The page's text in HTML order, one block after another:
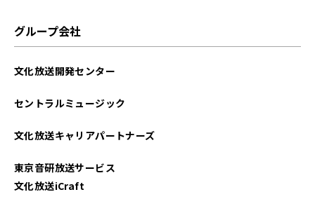
グループ会社
文化放送開発センター
セントラルミュージック
文化放送キャリアパートナーズ
東京音研放送サービス
文化放送iCraft